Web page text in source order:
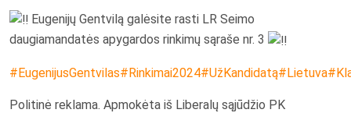
Eugenijų Gentvilą galėsite rasti LR Seimo
daugiamandatės apygardos rinkimų sąraše nr. 3
#EugenijusGentvilas#Rinkimai2024#UžKandidatą#Lietuva
Politinė reklama. Apmokėta iš Liberalų sąjūdžio PK